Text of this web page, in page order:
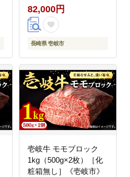
赤身 焼肉 焼き肉 しゃ
ぶしゃぶ すき焼き
82,000円
長崎県 壱岐市
壱岐牛 モモブロック
1kg（500g×2枚）［化
粧箱無し］《壱岐市》